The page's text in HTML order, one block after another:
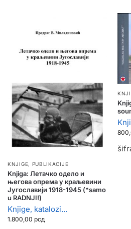
KNJIGE, PUBLIKACIJE
Knjiga: Летачко одело и
његова опрема у краљевини
Југославији 1918-1945 (*samo
u RADNJI!)
Knjige, katalozi...
1.800,00 рсд